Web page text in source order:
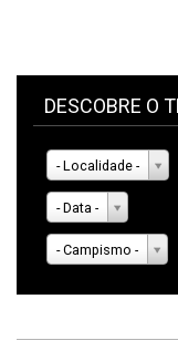
DESCOBRE O
- Localidade -
- Data -
- Campismo -